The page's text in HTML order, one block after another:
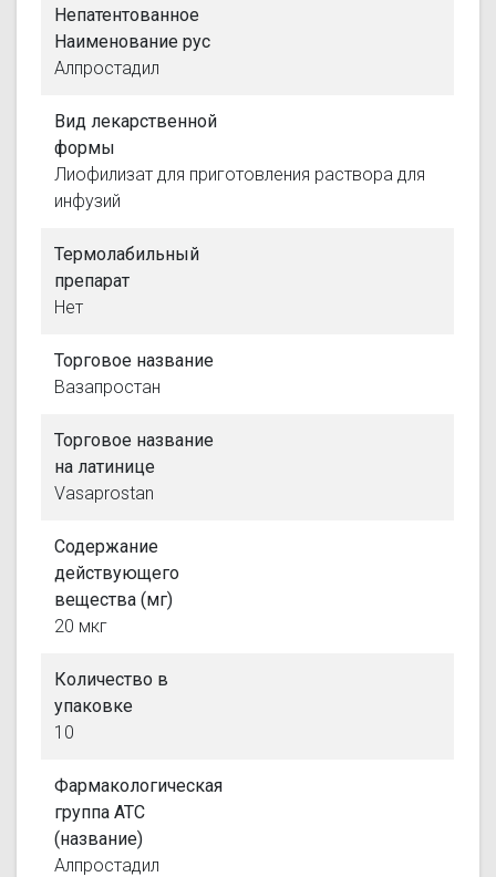
Непатентованное
Наименование рус
Алпростадил
Вид лекарственной
формы
Лиофилизат для приготовления раствора для
инфузий
Термолабильный
препарат
Нет
Торговое название
Вазапростан
Торговое название
на латинице
Vasaprostan
Содержание
действующего
вещества (мг)
20 мкг
Количество в
упаковке
10
Фармакологическая
группа АТС
(название)
Алпростадил